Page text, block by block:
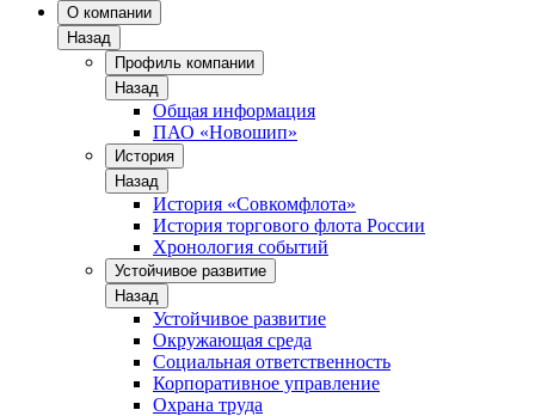
О компании
Назад
Профиль компании
Назад
Общая информация
ПАО «Новошип»
История
Назад
История «Совкомфлота»
История торгового флота России
Хронология событий
Устойчивое развитие
Назад
Устойчивое развитие
Окружающая среда
Социальная ответственность
Корпоративное управление
Охрана труда